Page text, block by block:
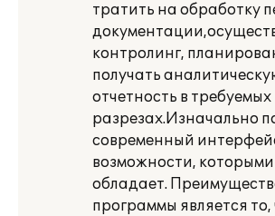
тратить на обработку
контролинг,
получать
отчетность в требуемых
разрезах.Изначально
современный
возможности,
обладает.
программы является то,